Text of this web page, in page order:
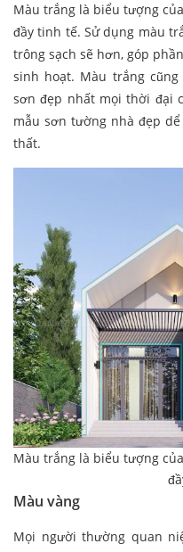
Màu trắng là biểu tượng
đầy tinh tế. Sử dụng màu
trông sạch sẽ hơn, góp
sinh hoạt. Màu trắng
sơn đẹp nhất mọi thời đại
mẫu sơn tường nhà đẹp
thất.
Màu trắng là biểu tượng
Màu vàng
Mọi người thường quan